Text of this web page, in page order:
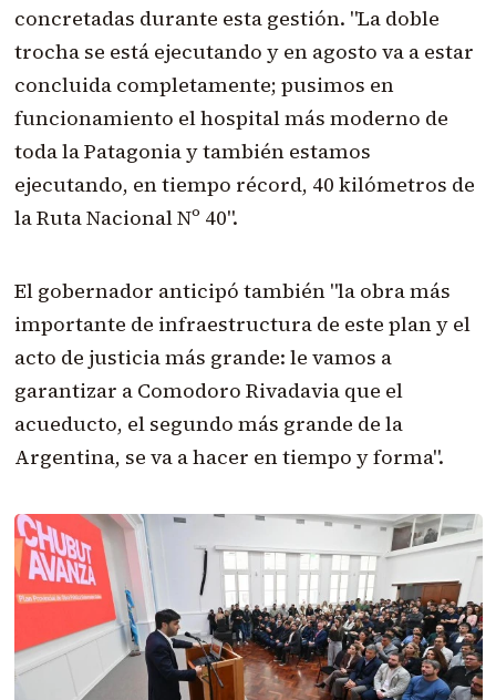
concretadas durante esta gestión. "La doble
trocha se está ejecutando y en agosto va a estar
concluida completamente; pusimos en
funcionamiento el hospital más moderno de
toda la Patagonia y también estamos
ejecutando, en tiempo récord, 40 kilómetros de
la Ruta Nacional Nº 40".
El gobernador anticipó también "la obra más
importante de infraestructura de este plan y el
acto de justicia más grande: le vamos a
garantizar a Comodoro Rivadavia que el
acueducto, el segundo más grande de la
Argentina, se va a hacer en tiempo y forma".